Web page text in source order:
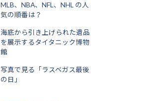
MLB、NBA、NFL、NHL の人
気の順番は？
海底から引き上げられた遺品
を展示するタイタニック博物
館
写真で見る「ラスベガス最後
の日」